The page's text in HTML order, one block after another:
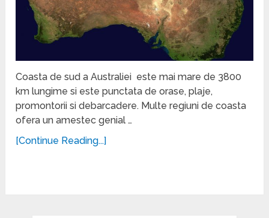
Coasta de sud a Australiei este mai mare de 3800
km lungime si este punctata de orase, plaje,
promontorii si debarcadere. Multe regiuni de coasta
ofera un amestec genial …
[Continue Reading...]